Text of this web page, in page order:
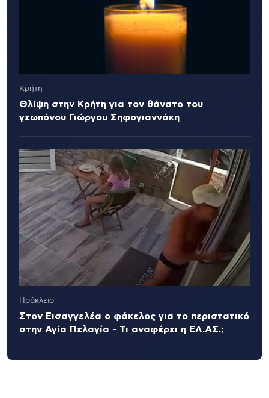
Κρήτη
Θλίψη στην Κρήτη για τον θάνατο του
γεωπόνου Γιώργου Σηφογιαννάκη
Ηράκλειο
Στον Εισαγγελέα ο φάκελος για το περιστατικό
στην Αγία Πελαγία - Τι αναφέρει η ΕΛ.ΑΣ.;